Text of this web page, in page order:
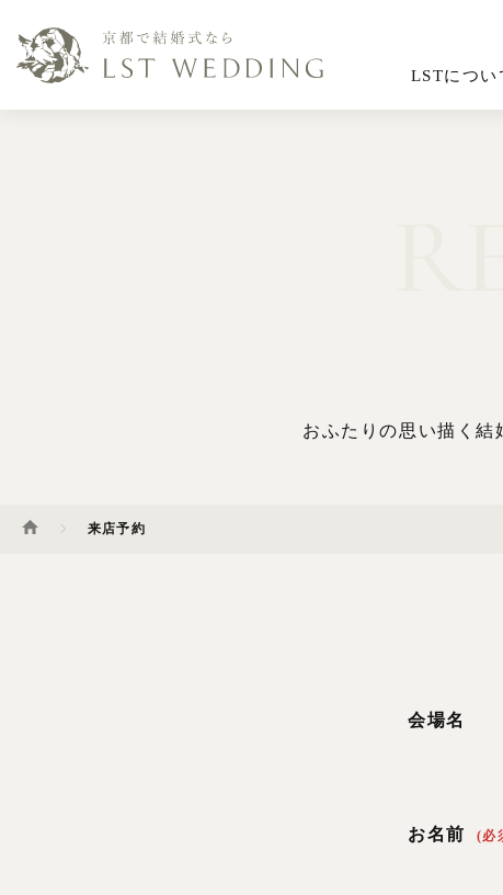
LSTについ
おふたりの思い描く結
来店予約
会場名
お名前 (必